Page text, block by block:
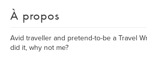
À propos
Avid traveller and pretend-to-be a Travel
did it, why not me?